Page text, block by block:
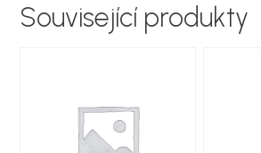
Související produkty